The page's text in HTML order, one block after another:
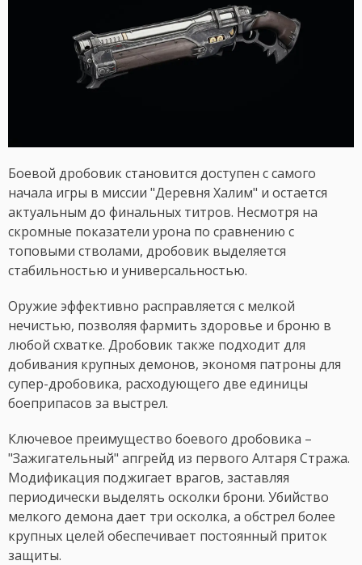
Боевой дробовик становится доступен с самого
начала игры в миссии "Деревня Халим" и остается
актуальным до финальных титров. Несмотря на
скромные показатели урона по сравнению с
топовыми стволами, дробовик выделяется
стабильностью и универсальностью.
Оружие эффективно расправляется с мелкой
нечистью, позволяя фармить здоровье и броню в
любой схватке. Дробовик также подходит для
добивания крупных демонов, экономя патроны для
супер-дробовика, расходующего две единицы
боеприпасов за выстрел.
Ключевое преимущество боевого дробовика –
"Зажигательный" апгрейд из первого Алтаря Стража.
Модификация поджигает врагов, заставляя
периодически выделять осколки брони. Убийство
мелкого демона дает три осколка, а обстрел более
крупных целей обеспечивает постоянный приток
защиты.